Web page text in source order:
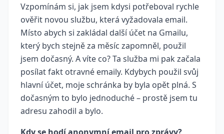
Vzpomínám si, jak jsem kdysi potřeboval rychle
ověřit novou službu, která vyžadovala email.
Místo abych si zakládal další účet na Gmailu,
který bych stejně za měsíc zapomněl, použil
jsem dočasný. A víte co? Ta služba mi pak začala
posílat fakt otravné emaily. Kdybych použil svůj
hlavní účet, moje schránka by byla opět plná. S
dočasným to bylo jednoduché – prostě jsem tu
adresu zahodil a bylo.
Kdy se hodí anonymní email pro zprávy?